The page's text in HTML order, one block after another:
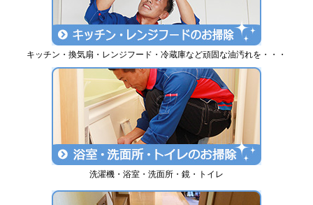
キッチン・換気扇・レンジフード・冷蔵庫など頑固な油汚れを・・・
洗濯機・浴室・洗面所・鏡・トイレ